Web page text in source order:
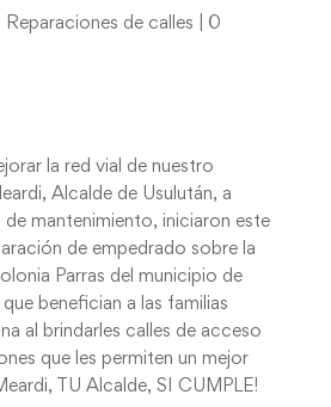
Reparaciones de calles
0
la red vial de nuestro
Alcalde de Usulután, a
de mantenimiento, iniciaron este
de empedrado sobre la
Parras del municipio de
benefician a las familias
al brindarles calles de acceso
que les permiten un mejor
TU Alcalde, SI CUMPLE!